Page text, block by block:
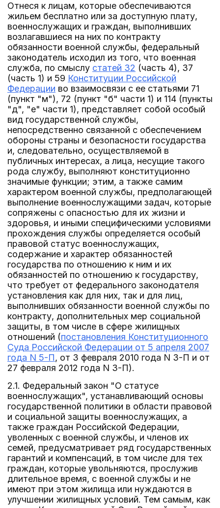
Отнеся к лицам, которые обеспечиваются
жильем бесплатно или за доступную плату,
военнослужащих и граждан, выполнивших
возлагавшиеся на них по контракту
обязанности военной службы, федеральный
законодатель исходил из того, что военная
служба, по смыслу статей 32 (часть 4), 37
(часть 1) и 59 Конституции Российской
Федерации во взаимосвязи с ее статьями 71
(пункт "м"), 72 (пункт "б" части 1) и 114 (пункты
"д", "е" части 1), представляет собой особый
вид государственной службы,
непосредственно связанной с обеспечением
обороны страны и безопасности государства
и, следовательно, осуществляемой в
публичных интересах, а лица, несущие такого
рода службу, выполняют конституционно
значимые функции; этим, а также самим
характером военной службы, предполагающей
выполнение военнослужащими задач, которые
сопряжены с опасностью для их жизни и
здоровья, и иными специфическими условиями
прохождения службы определяется особый
правовой статус военнослужащих,
содержание и характер обязанностей
государства по отношению к ним и их
обязанностей по отношению к государству,
что требует от федерального законодателя
установления как для них, так и для лиц,
выполнивших обязанности военной службы по
контракту, дополнительных мер социальной
защиты, в том числе в сфере жилищных
отношений (постановления Конституционного
Суда Российской Федерации от 5 апреля 2007
года N 5-П, от 3 февраля 2010 года N 3-П и от
27 февраля 2012 года N 3-П).
2.1. Федеральный закон "О статусе
военнослужащих", устанавливающий основы
государственной политики в области правовой
и социальной защиты военнослужащих, а
также граждан Российской Федерации,
уволенных с военной службы, и членов их
семей, предусматривает ряд государственных
гарантий и компенсаций, в том числе для тех
граждан, которые увольняются, прослужив
длительное время, с военной службы и не
имеют при этом жилища или нуждаются в
улучшении жилищных условий. Тем самым, как